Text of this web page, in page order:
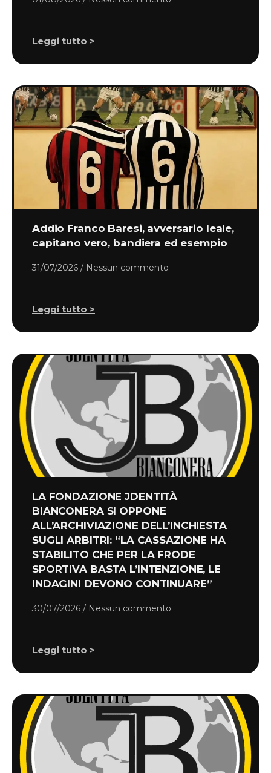
Leggi tutto >
Addio Franco Baresi, avversario leale,
capitano vero, bandiera ed esempio
31/07/2026 Nessun commento
Leggi tutto >
LA FONDAZIONE JDENTITÀ
BIANCONERA SI OPPONE
ALL’ARCHIVIAZIONE DELL’INCHIESTA
SUGLI ARBITRI: “LA CASSAZIONE HA
STABILITO CHE PER LA FRODE
SPORTIVA BASTA L’INTENZIONE, LE
INDAGINI DEVONO CONTINUARE”
30/07/2026 Nessun commento
Leggi tutto >